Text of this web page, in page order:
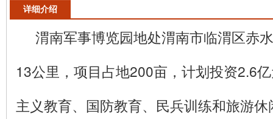
详细介绍
渭南军事博览园地处渭南市临渭区赤
13公里，项目占地200亩，计划投资2.6
主义教育、国防教育、民兵训练和旅游